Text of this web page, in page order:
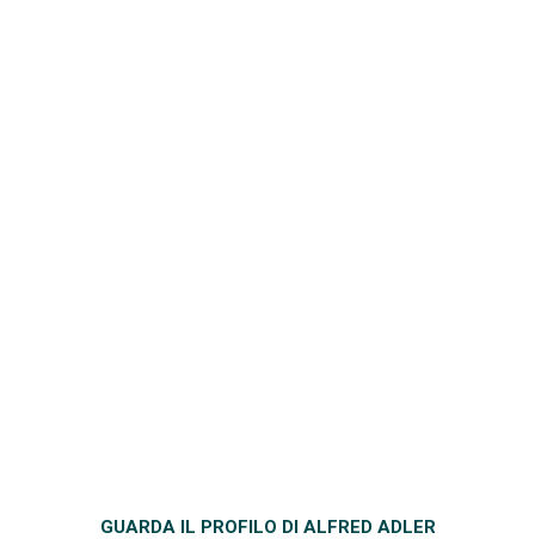
GUARDA IL PROFILO DI ALFRED ADLER